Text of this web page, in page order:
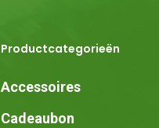
Productcategorieën
Accessoires
Cadeaubon